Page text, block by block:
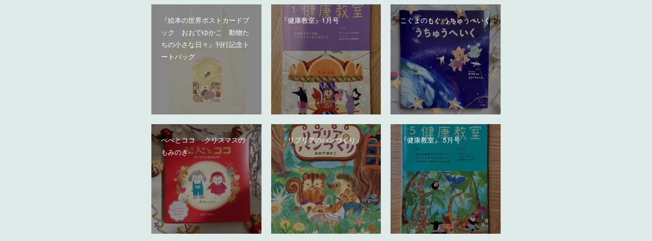
『絵本の世界ポストカードブ
ック おおでゆかこ 動物た
ちの小さな日々』刊行記念ト
ートバッグ
『健康教室』1月号 こぐまのもぐ うちゅうへいく
ぺぺとココ -クリスマスの
もみのき-
『リブリアのパンづくり』 『健康教室』 5月号